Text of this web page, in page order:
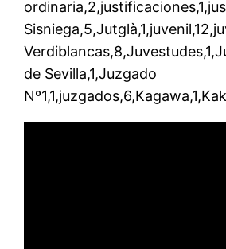
de Sevilla,1,Juzgado